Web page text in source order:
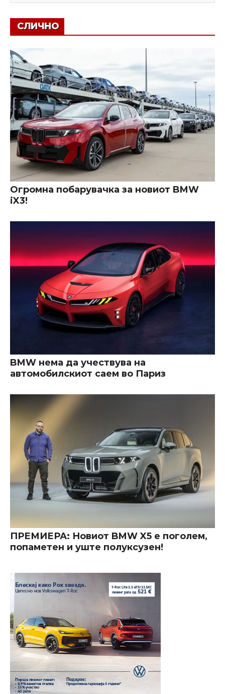
СЛИЧНО
Огромна побарувачка за новиот BMW
iX3!
BMW нема да учествува на
автомобилскиот саем во Париз
ПРЕМИЕРА: Новиот BMW X5 е поголем,
попаметен и уште полуксузен!